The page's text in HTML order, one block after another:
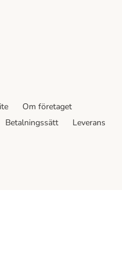
Om företaget
Betalningssätt
Leverans